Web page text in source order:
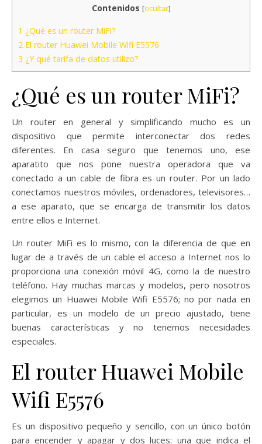
Contenidos [ocultar]
1 ¿Qué es un router MiFi?
2 El router Huawei Mobile Wifi E5576
3 ¿Y qué tarifa de datos utilizo?
¿Qué es un router MiFi?
Un router en general y simplificando mucho es un
dispositivo que permite interconectar dos redes
diferentes. En casa seguro que tenemos uno, ese
aparatito que nos pone nuestra operadora que va
conectado a un cable de fibra es un router. Por un lado
conectamos nuestros móviles, ordenadores, televisores…
a ese aparato, que se encarga de transmitir los datos
entre ellos e Internet.
Un router MiFi es lo mismo, con la diferencia de que en
lugar de a través de un cable el acceso a Internet nos lo
proporciona una conexión móvil 4G, como la de nuestro
teléfono. Hay muchas marcas y modelos, pero nosotros
elegimos un Huawei Mobile Wifi E5576; no por nada en
particular, es un modelo de un precio ajustado, tiene
buenas características y no tenemos necesidades
especiales.
El router Huawei Mobile
Wifi E5576
Es un dispositivo pequeño y sencillo, con un único botón
para encender y apagar y dos luces: una que indica el